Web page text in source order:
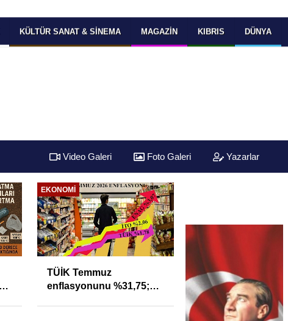
KÜLTÜR SANAT & SINEMA MAGAZIN KIBRIS DÜNYA
Video Galeri Foto Galeri Yazarlar
EKONOMI
TÜİK Temmuz
enflasyonunu %31,75;
Yüksek Faiz ve
Sıkışıklığı
Reel Sektörde
Konkordato